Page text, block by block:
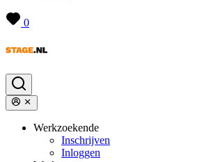
0
Werkzoekende
Inschrijven
Inloggen